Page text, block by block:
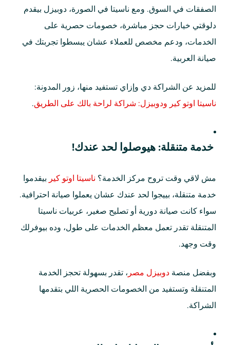
الصفقات في السوق. ومع ناسيتا في الصورة، دوبيزل بيقدم
دلوقتي خيارات حجز مباشرة، خصومات حصرية على
الخدمات، ودعم مخصص للعملاء عشان يبسطوا تجربتك في
صيانة العربية.
للمزيد عن الشراكة دي وإزاي تستفيد منها، زور المدونة:
ناسيتا اوتو كير ودوبيزل: شراكة لراحة بالك على الطريق.
خدمة متنقلة: هيوصلوا لحد عندك!
مش لاقي وقت تروح مركز الخدمة؟ ناسيتا اوتو كير بيقدموا
خدمة متنقلة، بييجوا لحد عندك عشان يعملوا صيانة احترافية.
سواء كانت صيانة دورية أو تصليح صغير، عربيات ناسيتا
المتنقلة تقدر تعمل معظم الخدمات على طول، وده بيوفرلك
وقت وجهد.
وبفضل منصة دوبيزل مصر ، تقدر بسهولة تحجز الخدمة
المتنقلة وتستفيد من الخصومات الحصرية اللي بتقدمها
الشراكة.